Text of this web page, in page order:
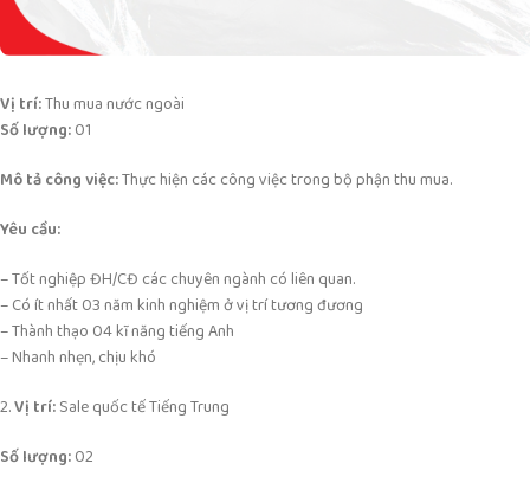
Vị trí:Thu mua nước ngoài
Số lượng:01
Mô tả công việc:Thực hiện các công việc trong bộ phận thu mua.
Yêu cầu:
– Tốt nghiệp ĐH/CĐ các chuyên ngành có liên quan.
– Có ít nhất 03 năm kinh nghiệm ở vị trí tương đương
– Thành thạo 04 kĩ năng tiếng Anh
– Nhanh nhẹn, chịu khó
2.Vị trí:Sale quốc tế Tiếng Trung
Số lượng:02